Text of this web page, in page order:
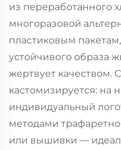
из переработанного
многоразовой
пластиковым
устойчивого образа
жертвует качеством.
кастомизируется: на
индивидуальный
методами
или вышивки —